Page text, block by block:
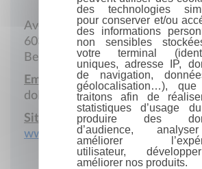
Avenue de la Paix, 4-1
6032 Mont-sur-Marchienne
Belgique
Email :
dolmen-ed@ibelgique.com
Site Internet :
www.ibelgique.com/dolmen
des technologies
pour conserver et/ou
des informations
non sensibles
votre terminal
uniques, adresse IP,
de navigation,
géolocalisation…), que
traitons afin de
statistiques d’usage
produire des
d’audience,
améliorer
utilisateur,
améliorer nos produits.